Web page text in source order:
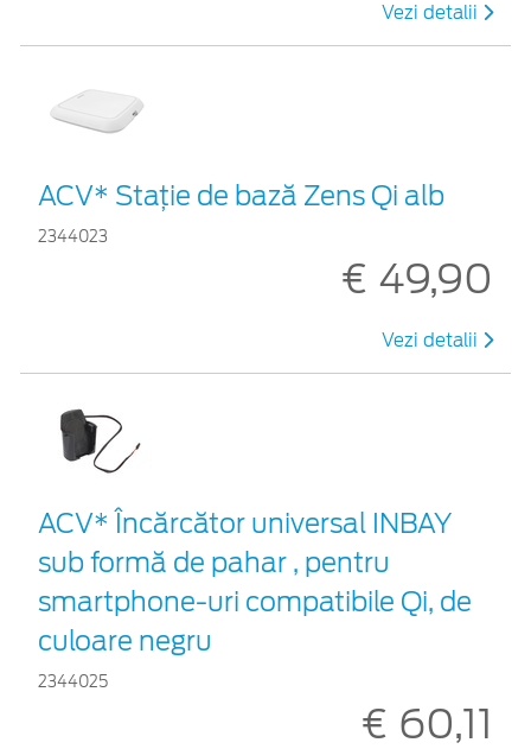
Vezi detalii
ACV* Stație de bază Zens Qi alb
2344023
€ 49,90
Vezi detalii
ACV* Încărcător universal INBAY
sub formă de pahar , pentru
smartphone-uri compatibile Qi, de
culoare negru
2344025
€ 60,11